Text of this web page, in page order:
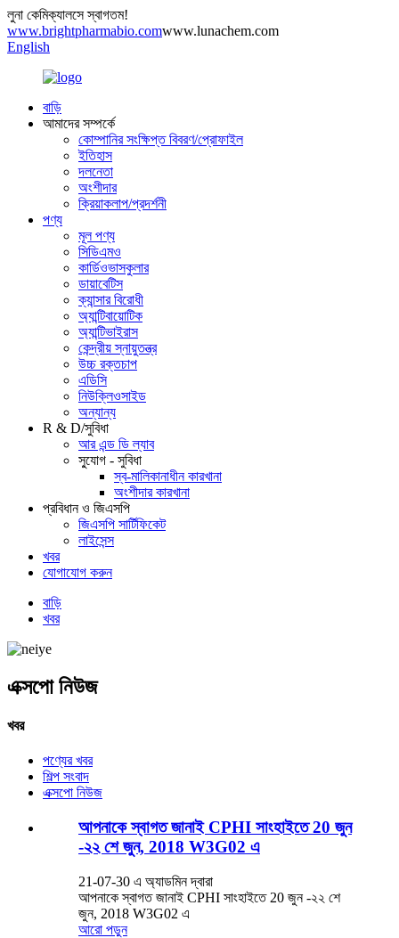
লুনা কেমিক্যালসে স্বাগতম!
www.brightpharmabio.comwww.lunachem.com
English
বাড়ি
আমাদের সম্পর্কে
কোম্পানির সংক্ষিপ্ত বিবরণ/প্রোফাইল
ইতিহাস
দলনেতা
অংশীদার
ক্রিয়াকলাপ/প্রদর্শনী
পণ্য
মূল পণ্য
সিডিএমও
কার্ডিওভাসকুলার
ডায়াবেটিস
ক্যান্সার বিরোধী
অ্যান্টিবায়োটিক
অ্যান্টিভাইরাস
কেন্দ্রীয় স্নায়ুতন্ত্র
উচ্চ রক্তচাপ
এডিসি
নিউক্লিওসাইড
অন্যান্য
R & D/সুবিধা
আর এন্ড ডি ল্যাব
সু্যোগ - সুবিধা
স্ব-মালিকানাধীন কারখানা
অংশীদার কারখানা
প্রবিধান ও জিএসপি
জিএসপি সার্টিফিকেট
লাইসেন্স
খবর
যোগাযোগ করুন
বাড়ি
খবর
এক্সপো নিউজ
খবর
পণ্যের খবর
শিল্প সংবাদ
এক্সপো নিউজ
আপনাকে স্বাগত জানাই CPHI সাংহাইতে 20 জুন
-২২ শে জুন, 2018 W3G02 এ
21-07-30 এ অ্যাডমিন দ্বারা
আপনাকে স্বাগত জানাই CPHI সাংহাইতে 20 জুন -২২ শে
জুন, 2018 W3G02 এ
আরো পড়ুন